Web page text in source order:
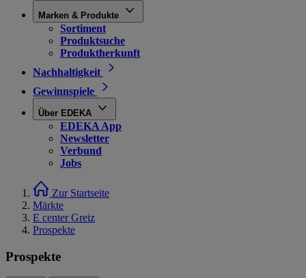
Marken & Produkte
Sortiment
Produktsuche
Produktherkunft
Nachhaltigkeit
Gewinnspiele
Über EDEKA
EDEKA App
Newsletter
Verbund
Jobs
Zur Startseite
Märkte
E center Greiz
Prospekte
Prospekte